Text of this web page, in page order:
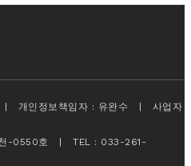
개인정보책임자 : 유완수 | 사업자
천-0550호 | TEL : 033-261-